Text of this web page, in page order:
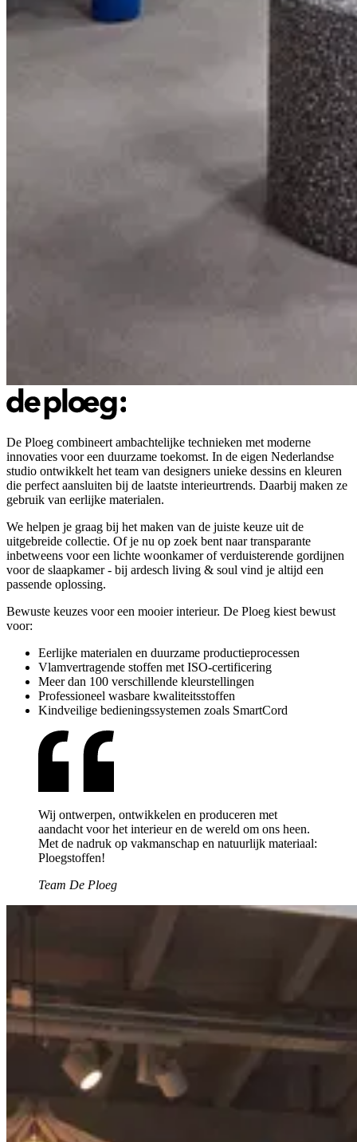
De Ploeg combineert ambachtelijke technieken met moderne
innovaties voor een duurzame toekomst. In de eigen Nederlandse
studio ontwikkelt het team van designers unieke dessins en kleuren
die perfect aansluiten bij de laatste interieurtrends. Daarbij maken ze
gebruik van eerlijke materialen.
We helpen je graag bij het maken van de juiste keuze uit de
uitgebreide collectie. Of je nu op zoek bent naar transparante
inbetweens voor een lichte woonkamer of verduisterende gordijnen
voor de slaapkamer - bij ardesch living & soul vind je altijd een
passende oplossing.
Bewuste keuzes voor een mooier interieur. De Ploeg kiest bewust
voor:
Eerlijke materialen en duurzame productieprocessen
Vlamvertragende stoffen met ISO-certificering
Meer dan 100 verschillende kleurstellingen
Professioneel wasbare kwaliteitsstoffen
Kindveilige bedieningssystemen zoals SmartCord
Wij ontwerpen, ontwikkelen en produceren met
aandacht voor het interieur en de wereld om ons heen.
Met de nadruk op vakmanschap en natuurlijk materiaal:
Ploegstoffen!
Team De Ploeg